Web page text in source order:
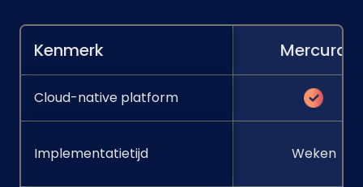
Kenmerk Mercura
Cloud-native platform
Implementatietijd Weken